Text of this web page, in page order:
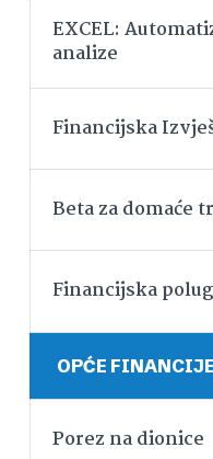
EXCEL:
analize
Financijska
Beta za domaće
Financijska
OPĆE FINANCIJE
Porez na dionice